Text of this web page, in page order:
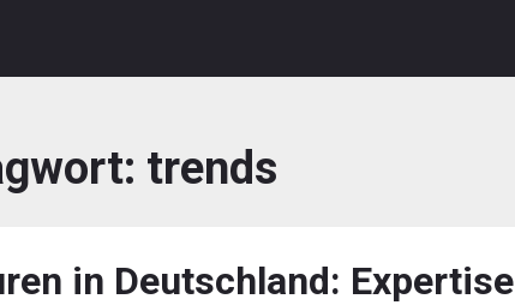
trends
in Deutschland: Expertise